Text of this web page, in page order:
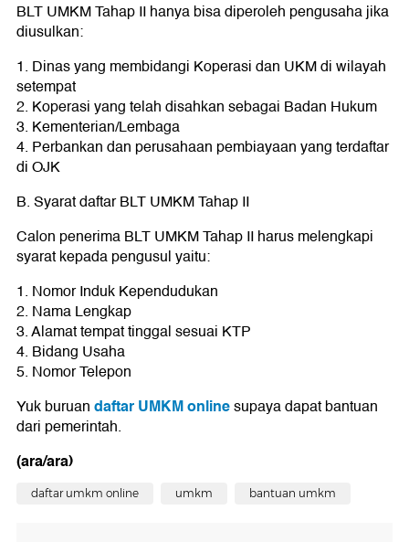
BLT UMKM Tahap II hanya bisa diperoleh pengusaha jika
diusulkan:
1. Dinas yang membidangi Koperasi dan UKM di wilayah
setempat
2. Koperasi yang telah disahkan sebagai Badan Hukum
3. Kementerian/Lembaga
4. Perbankan dan perusahaan pembiayaan yang terdaftar
di OJK
B. Syarat daftar BLT UMKM Tahap II
Calon penerima BLT UMKM Tahap II harus melengkapi
syarat kepada pengusul yaitu:
1. Nomor Induk Kependudukan
2. Nama Lengkap
3. Alamat tempat tinggal sesuai KTP
4. Bidang Usaha
5. Nomor Telepon
Yuk buruandaftar UMKM onlinesupaya dapat bantuan
dari pemerintah.
(ara/ara)
daftar umkm online umkm bantuan umkm